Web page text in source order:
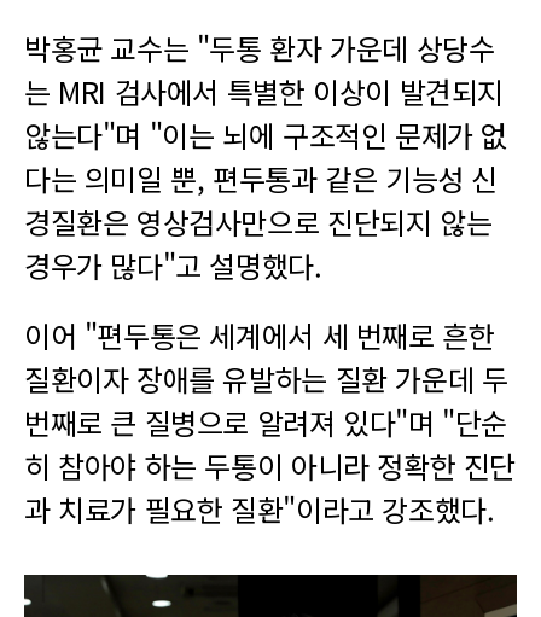
박홍균 교수는 "두통 환자 가운데 상당수
는 MRI 검사에서 특별한 이상이 발견되지
않는다"며 "이는 뇌에 구조적인 문제가 없
다는 의미일 뿐, 편두통과 같은 기능성 신
경질환은 영상검사만으로 진단되지 않는
경우가 많다"고 설명했다.
이어 "편두통은 세계에서 세 번째로 흔한
질환이자 장애를 유발하는 질환 가운데 두
번째로 큰 질병으로 알려져 있다"며 "단순
히 참아야 하는 두통이 아니라 정확한 진단
과 치료가 필요한 질환"이라고 강조했다.